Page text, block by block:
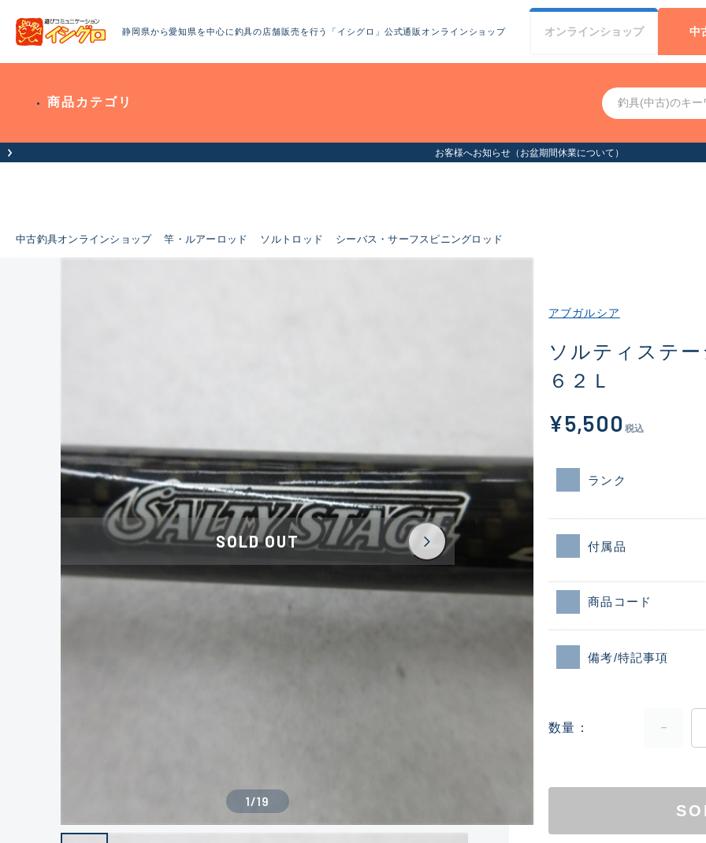
静岡県から愛知県を中心に釣具の店舗販売を行う「イシグロ」公式通販オンラインショップ オンラインショップ 中
商品カテゴリ
お客様へお知らせ（お盆期間休業について）
中古釣具オンラインショップ 竿・ルアーロッド ソルトロッド シーバス・サーフスピニングロッド
SOLD OUT
1/19
アブガルシア
ソルティステ
６２Ｌ
¥5,500 税込
ランク
付属品
商品コード
備考/特記事項
数量